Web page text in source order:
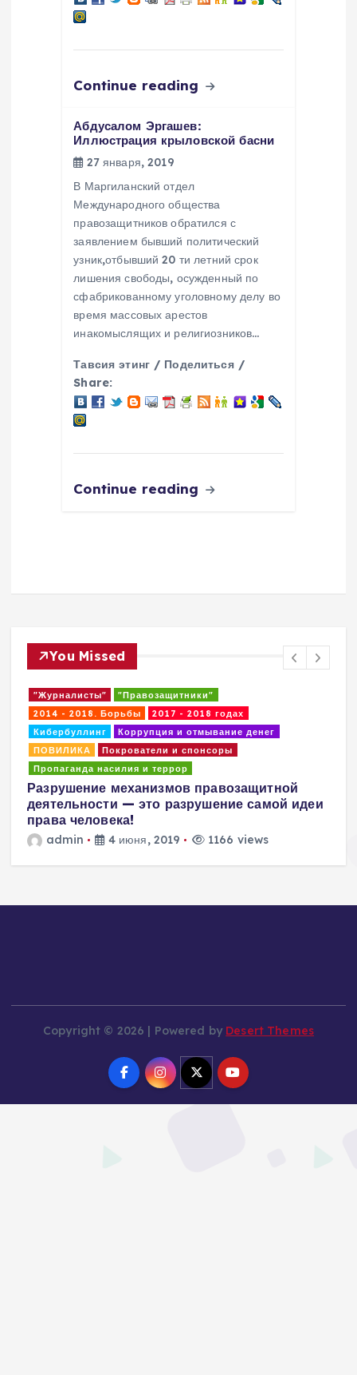
Continue reading
Абдусалом Эргашев:
Иллюстрация крыловской басни
27 января, 2019
В Маргиланский отдел
Международного общества
правозащитников обратился с
заявлением бывший политический
узник,отбывший 20 ти летний срок
лишения свободы, осужденный по
сфабрикованному уголовному делу во
время массовых арестов
инакомыслящих и религиозников…
Тавсия этинг / Поделиться /
Share:
Continue reading
You Missed
"Журналисты"
"Правозащитники"
2014 - 2018. Борьбы
2017 - 2018 годах
Кибербуллинг
Коррупция и отмывание денег
ПОВИЛИКА
Покрователи и спонсоры
Пропаганда насилия и террор
Разрушение механизмов правозащитной
деятельности — это разрушение самой идеи
права человека!
admin 4 июня, 2019 1166 views
Copyright © 2026 | Powered by Desert Themes